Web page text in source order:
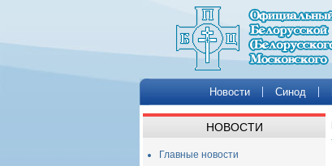
Новости Синод
НОВОСТИ
Главные новости